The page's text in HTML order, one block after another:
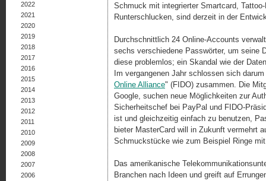
Schmuck mit integrierter Smartcard,
Runterschlucken, sind derzeit in der
Durchschnittlich 24 Online-Accounts
sechs verschiedene Passwörter, um seine
diese problemlos; ein Skandal wie der
Im vergangenen Jahr schlossen sich
Online Alliance" (FIDO) zusam­men. Die
Google, suchen neue Möglichkeiten zur
Sicherheitschef bei PayPal und FIDO-
ist und gleichzeitig einfach zu benutzen,
bieter MasterCard will in Zukunft vermehrt
Schmuckstücke wie zum Beispiel Ringe
Das amerikanische
Branchen nach Ideen und greift auf
2022
2021
2020
2019
2018
2017
2016
2015
2014
2013
2012
2011
2010
2009
2008
2007
2006